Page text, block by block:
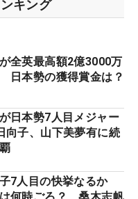
キング
全英最高額2億3000万
日本勢の獲得賞金は？
日本勢7人目メジャー
子、山下美夢有に続
7人目の快挙なるか